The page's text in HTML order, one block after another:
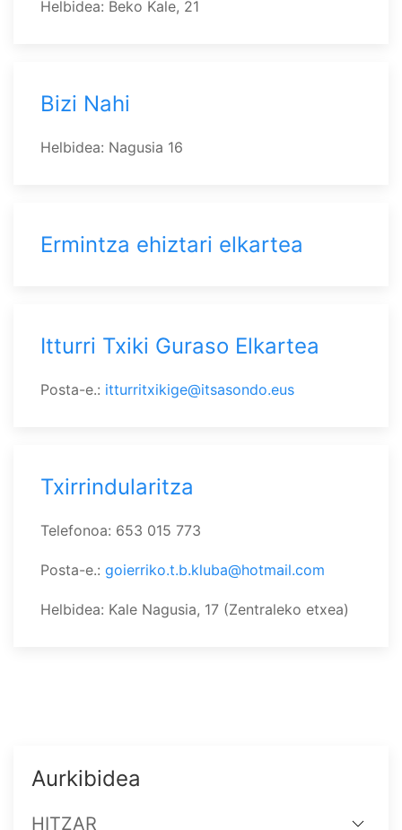
Helbidea: Beko Kale, 21
Bizi Nahi
Helbidea: Nagusia 16
Ermintza ehiztari elkartea
Itturri Txiki Guraso Elkartea
Posta-e.: itturritxikige@itsasondo.eus
Txirrindularitza
Telefonoa: 653 015 773
Posta-e.: goierriko.t.b.kluba@hotmail.com
Helbidea: Kale Nagusia, 17 (Zentraleko etxea)
Aurkibidea
HITZAR